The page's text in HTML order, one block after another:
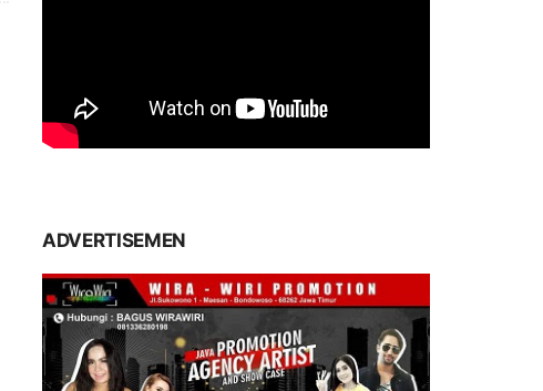
ADVERTISEMEN